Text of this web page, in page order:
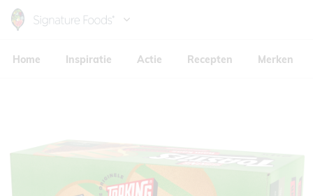
Skip
main
Home Inspiratie Actie Recepten Merken